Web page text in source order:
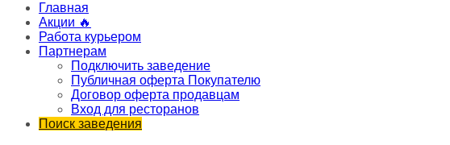
Главная
Акции 🔥
Работа курьером
Партнерам
Подключить заведение
Публичная оферта Покупателю
Договор оферта продавцам
Вход для ресторанов
Поиск заведения